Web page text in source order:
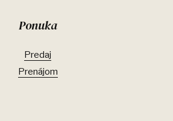
Ponuka
Predaj
Prenájom